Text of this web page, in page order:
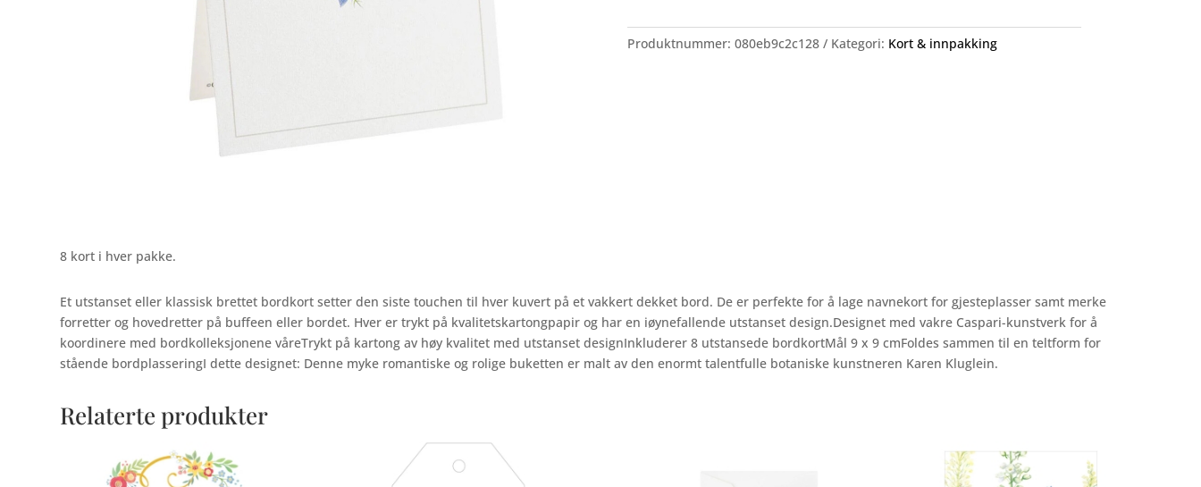
Place
Cards
Produktnummer: 080eb9c2c128 Kategori: Kort & innpakking
8 kort i hver pakke.
Et utstanset eller klassisk brettet bordkort setter den siste touchen til hver kuvert på et vakkert dekket bord. De er perfekte for å lage navnekort for gjesteplasser samt merke
forretter og hovedretter på buffeen eller bordet. Hver er trykt på kvalitetskartongpapir og har en iøynefallende utstanset design.Designet med vakre Caspari-kunstverk for å
koordinere med bordkolleksjonene våreTrykt på kartong av høy kvalitet med utstanset designInkluderer 8 utstansede bordkortMål 9 x 9 cmFoldes sammen til en teltform for
stående bordplasseringI dette designet: Denne myke romantiske og rolige buketten er malt av den enormt talentfulle botaniske kunstneren Karen Kluglein.
Relaterte produkter